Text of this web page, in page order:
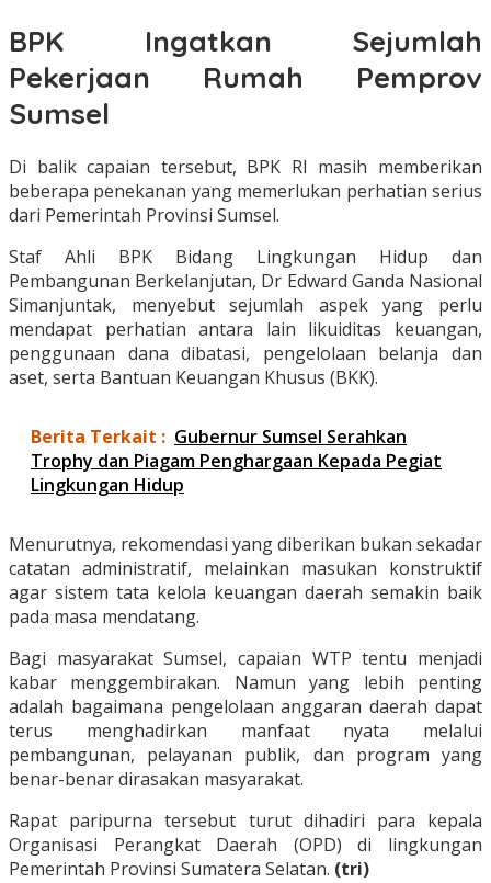
BPK Ingatkan Sejumlah
Pekerjaan Rumah Pemprov
Sumsel
Di balik capaian tersebut, BPK RI masih memberikan
beberapa penekanan yang memerlukan perhatian serius
dari Pemerintah Provinsi Sumsel.
Staf Ahli BPK Bidang Lingkungan Hidup dan
Pembangunan Berkelanjutan, Dr Edward Ganda Nasional
Simanjuntak, menyebut sejumlah aspek yang perlu
mendapat perhatian antara lain likuiditas keuangan,
penggunaan dana dibatasi, pengelolaan belanja dan
aset, serta Bantuan Keuangan Khusus (BKK).
Berita Terkait : Gubernur Sumsel Serahkan
Trophy dan Piagam Penghargaan Kepada Pegiat
Lingkungan Hidup
Menurutnya, rekomendasi yang diberikan bukan sekadar
catatan administratif, melainkan masukan konstruktif
agar sistem tata kelola keuangan daerah semakin baik
pada masa mendatang.
Bagi masyarakat Sumsel, capaian WTP tentu menjadi
kabar menggembirakan. Namun yang lebih penting
adalah bagaimana pengelolaan anggaran daerah dapat
terus menghadirkan manfaat nyata melalui
pembangunan, pelayanan publik, dan program yang
benar-benar dirasakan masyarakat.
Rapat paripurna tersebut turut dihadiri para kepala
Organisasi Perangkat Daerah (OPD) di lingkungan
Pemerintah Provinsi Sumatera Selatan. (tri)